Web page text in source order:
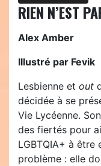
RIEN N’EST
Alex Amber
Illustré par Fevik
Lesbienne et out
décidée à se
Vie Lycéenne.
des fiertés pour
LGBTQIA+ à être
problème : elle